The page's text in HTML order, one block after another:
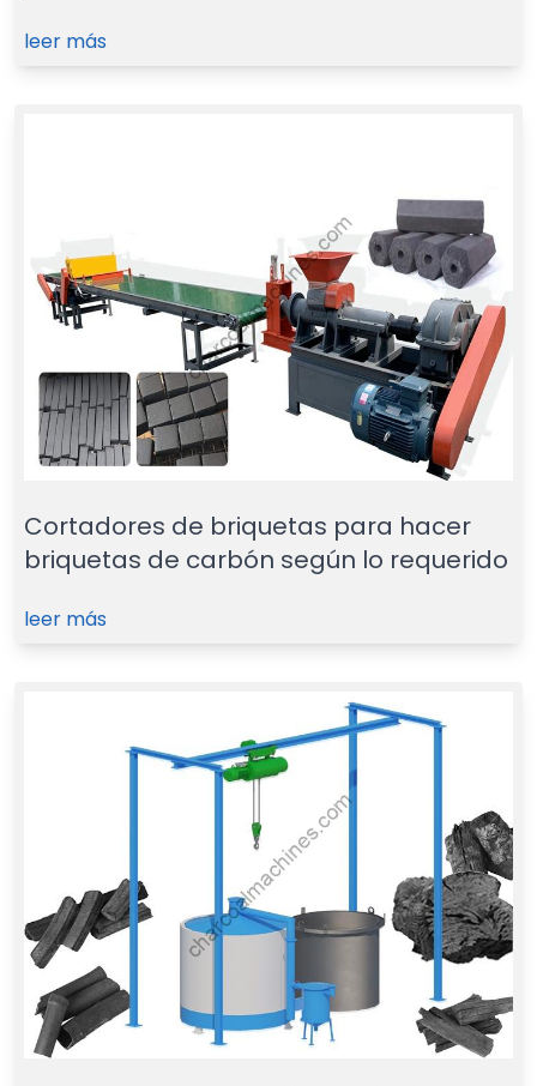
leer más
Cortadores de briquetas para hacer
briquetas de carbón según lo requerido
leer más